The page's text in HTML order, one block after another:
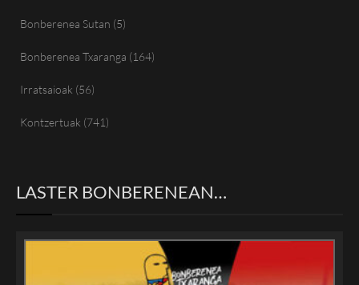
Bonberenea Sutan (5)
Bonberenea Txaranga (164)
Irratsaioak (56)
Kontzertuak (741)
LASTER BONBERENEAN…